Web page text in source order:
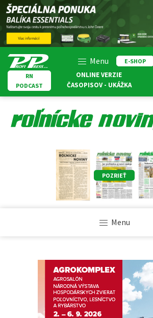
Menu
E-SHOP
RN
PODCAST
ONLINE VERZIE
ČASOPISOV - UKÁŽKA
POZRIEŤ
Menu